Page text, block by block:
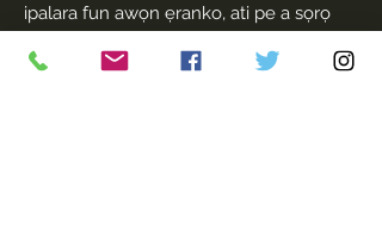
ipalara fun awọn ẹranko, ati pe a sọrọ
agbegbe jẹ bii o ṣe le daabobo awọn